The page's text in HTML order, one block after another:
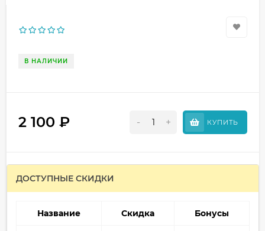
В НАЛИЧИИ
2 100 ₽ - + КУПИТЬ
ДОСТУПНЫЕ СКИДКИ
Название Скидка Бонусы